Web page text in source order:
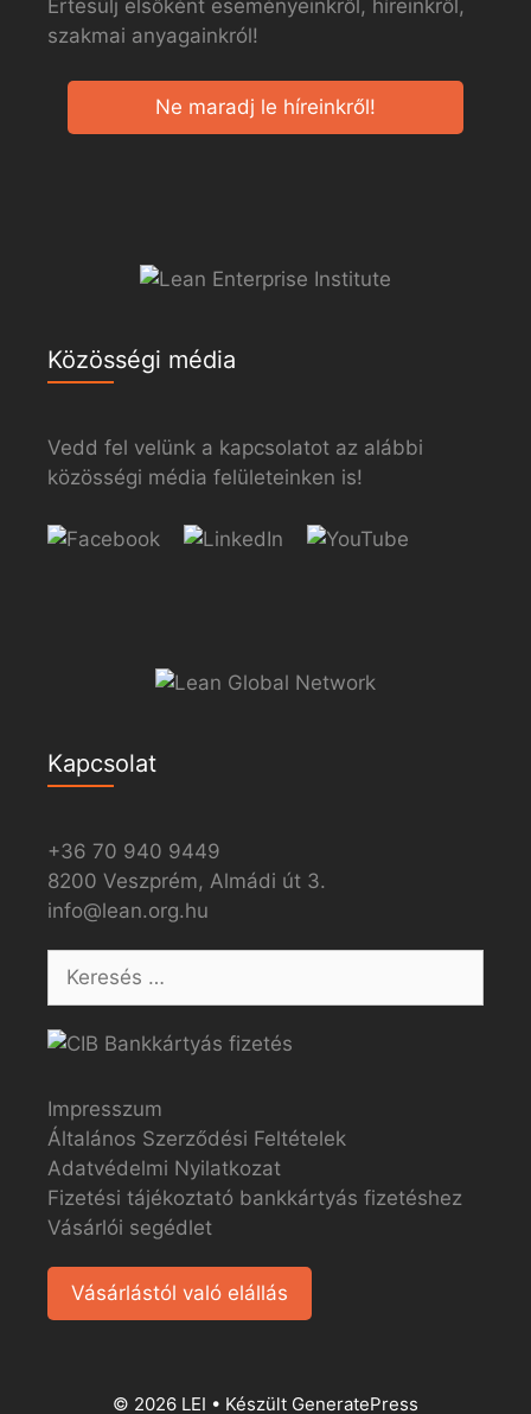
Értesülj elsőként eseményeinkről, híreinkről,
szakmai anyagainkról!
Ne maradj le híreinkről!
Közösségi média
Vedd fel velünk a kapcsolatot az alábbi
közösségi média felületeinken is!
Kapcsolat
+36 70 940 9449
8200 Veszprém, Almádi út 3.
info@lean.org.hu
Impresszum
Általános Szerződési Feltételek
Adatvédelmi Nyilatkozat
Fizetési tájékoztató bankkártyás fizetéshez
Vásárlói segédlet
Vásárlástól való elállás
© 2026 LEI • Készült GeneratePress